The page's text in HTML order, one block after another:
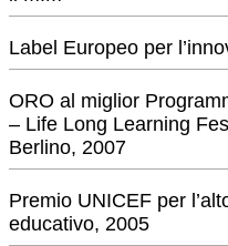
Label Europeo per
ORO al miglior
– Life Long Learning
Berlino, 2007
Premio UNICEF per
educativo, 2005